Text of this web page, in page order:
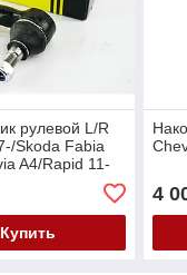
рулевой L/R
Skoda Fabia
A4/Rapid 11-
Golf
/Polo
Купить
4